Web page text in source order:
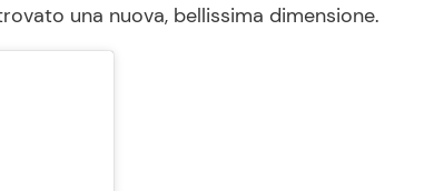
una nuova, bellissima dimensione.